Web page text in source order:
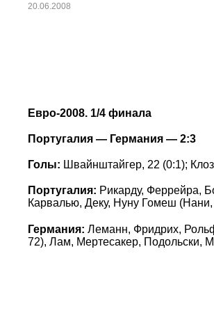
20.06.2008
Евро-2008. 1/4 финала
Португалия — Германия — 2:3
Голы: Швайнштайгер, 22 (0:1);
Португалия: Рикарду, Феррейра,
Карвалью, Деку, Нуну Гомеш (Нани,
Германия: Леманн, Фридрих,
72), Лам, Мертесакер, Подольски,